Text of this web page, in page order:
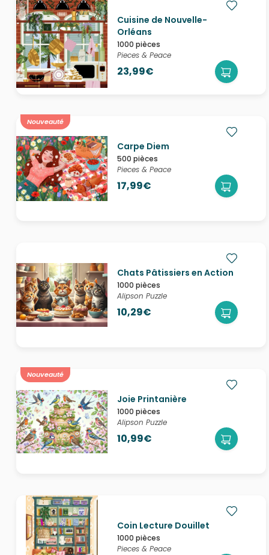
Cuisine de Nouvelle-
Orléans
1000 pièces
Pieces & Peace
23,99€
Nouveauté
Carpe Diem
500 pièces
Pieces & Peace
17,99€
Chats Pâtissiers en Action
1000 pièces
Alipson Puzzle
10,29€
Nouveauté
Joie Printanière
1000 pièces
Alipson Puzzle
10,99€
Coin Lecture Douillet
1000 pièces
Pieces & Peace